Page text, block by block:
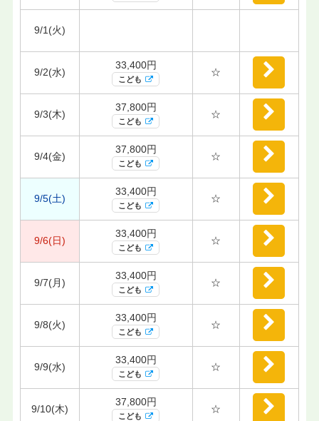
9/1(火)
9/2(水)
33,400円
こども
☆
9/3(木)
37,800円
こども
☆
9/4(金)
37,800円
こども
☆
9/5(土)
33,400円
こども
☆
9/6(日)
33,400円
こども
☆
9/7(月)
33,400円
こども
☆
9/8(火)
33,400円
こども
☆
9/9(水)
33,400円
こども
☆
9/10(木)
37,800円
こども
☆